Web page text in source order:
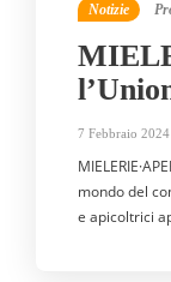
Notizie
7 Febbraio 2024
mondo del
e apicoltrici